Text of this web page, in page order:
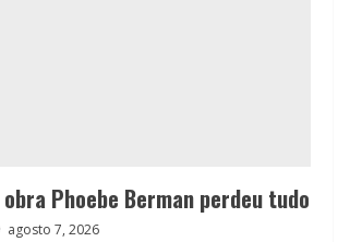
Phoebe Berman perdeu tudo
agosto 7, 2026